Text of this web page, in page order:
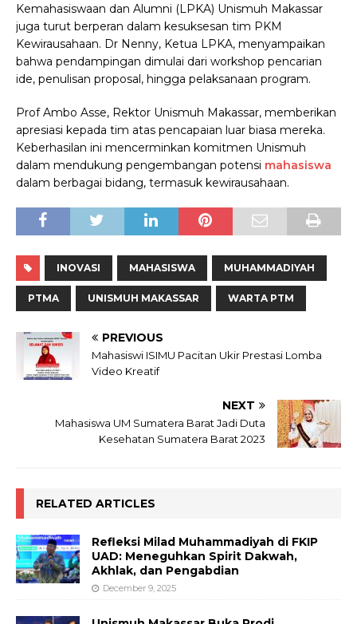
Kemahasiswaan dan Alumni (LPKA) Unismuh Makassar
juga turut berperan dalam kesuksesan tim PKM
Kewirausahaan. Dr Nenny, Ketua LPKA, menyampaikan
bahwa pendampingan dimulai dari workshop pencarian
ide, penulisan proposal, hingga pelaksanaan program.
Prof Ambo Asse, Rektor Unismuh Makassar, memberikan
apresiasi kepada tim atas pencapaian luar biasa mereka.
Keberhasilan ini mencerminkan komitmen Unismuh
dalam mendukung pengembangan potensi mahasiswa
dalam berbagai bidang, termasuk kewirausahaan.
INOVASI MAHASISWA MUHAMMADIYAH
PTMA UNISMUH MAKASSAR WARTA PTM
PREVIOUS
Mahasiswi ISIMU Pacitan Ukir Prestasi Lomba
Video Kreatif
NEXT
Mahasiswa UM Sumatera Barat Jadi Duta
Kesehatan Sumatera Barat 2023
RELATED ARTICLES
Refleksi Milad Muhammadiyah di FKIP
UAD: Meneguhkan Spirit Dakwah,
Akhlak, dan Pengabdian
December 9, 2025